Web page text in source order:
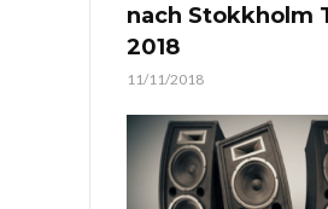
nach Stokkholm
2018
11/11/2018